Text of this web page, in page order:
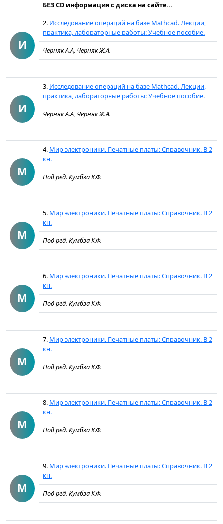
БЕЗ CD информация с диска на сайте...
И
2. Исследование операций на базе Mathcad. Лекции,
практика, лабораторные работы: Учебное пособие.
Черняк А.А, Черняк Ж.А.
И
3. Исследование операций на базе Mathcad. Лекции,
практика, лабораторные работы: Учебное пособие.
Черняк А.А, Черняк Ж.А.
М
4. Мир электроники. Печатные платы: Справочник. В 2
кн.
Под ред. Кумбза К.Ф.
М
5. Мир электроники. Печатные платы: Справочник. В 2
кн.
Под ред. Кумбза К.Ф.
М
6. Мир электроники. Печатные платы: Справочник. В 2
кн.
Под ред. Кумбза К.Ф.
М
7. Мир электроники. Печатные платы: Справочник. В 2
кн.
Под ред. Кумбза К.Ф.
М
8. Мир электроники. Печатные платы: Справочник. В 2
кн.
Под ред. Кумбза К.Ф.
М
9. Мир электроники. Печатные платы: Справочник. В 2
кн.
Под ред. Кумбза К.Ф.